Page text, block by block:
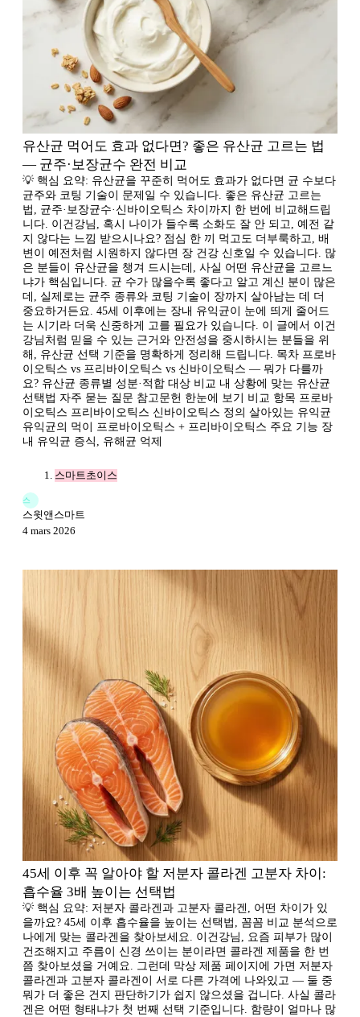
유산균 먹어도 효과 없다면? 좋은 유산균 고르는 법
— 균주·보장균수 완전 비교
💡 핵심 요약: 유산균을 꾸준히 먹어도 효과가 없다면 균 수보다
균주와 코팅 기술이 문제일 수 있습니다. 좋은 유산균 고르는
법, 균주·보장균수·신바이오틱스 차이까지 한 번에 비교해드립
니다. 이건강님, 혹시 나이가 들수록 소화도 잘 안 되고, 예전 같
지 않다는 느낌 받으시나요? 점심 한 끼 먹고도 더부룩하고, 배
변이 예전처럼 시원하지 않다면 장 건강 신호일 수 있습니다. 많
은 분들이 유산균을 챙겨 드시는데, 사실 어떤 유산균을 고르느
냐가 핵심입니다. 균 수가 많을수록 좋다고 알고 계신 분이 많은
데, 실제로는 균주 종류와 코팅 기술이 장까지 살아남는 데 더
중요하거든요. 45세 이후에는 장내 유익균이 눈에 띄게 줄어드
는 시기라 더욱 신중하게 고를 필요가 있습니다. 이 글에서 이건
강님처럼 믿을 수 있는 근거와 안전성을 중시하시는 분들을 위
해, 유산균 선택 기준을 명확하게 정리해 드립니다. 목차 프로바
이오틱스 vs 프리바이오틱스 vs 신바이오틱스 — 뭐가 다를까
요? 유산균 종류별 성분·적합 대상 비교 내 상황에 맞는 유산균
선택법 자주 묻는 질문 참고문헌 한눈에 보기 비교 항목 프로바
이오틱스 프리바이오틱스 신바이오틱스 정의 살아있는 유익균
유익균의 먹이 프로바이오틱스 + 프리바이오틱스 주요 기능 장
내 유익균 증식, 유해균 억제
스마트초이스
스
스윗앤스마트
4 mars 2026
45세 이후 꼭 알아야 할 저분자 콜라겐 고분자 차이:
흡수율 3배 높이는 선택법
💡 핵심 요약: 저분자 콜라겐과 고분자 콜라겐, 어떤 차이가 있
을까요? 45세 이후 흡수율을 높이는 선택법, 꼼꼼 비교 분석으로
나에게 맞는 콜라겐을 찾아보세요. 이건강님, 요즘 피부가 많이
건조해지고 주름이 신경 쓰이는 분이라면 콜라겐 제품을 한 번
쯤 찾아보셨을 거예요. 그런데 막상 제품 페이지에 가면 저분자
콜라겐과 고분자 콜라겐이 서로 다른 가격에 나와있고 — 둘 중
뭐가 더 좋은 건지 판단하기가 쉽지 않으셨을 겁니다. 사실 콜라
겐은 어떤 형태냐가 첫 번째 선택 기준입니다. 함량이 얼마나 많